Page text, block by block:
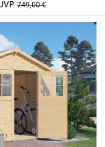
749,00 €